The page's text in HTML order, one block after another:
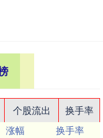
个股流出
换手率
涨幅
换手率